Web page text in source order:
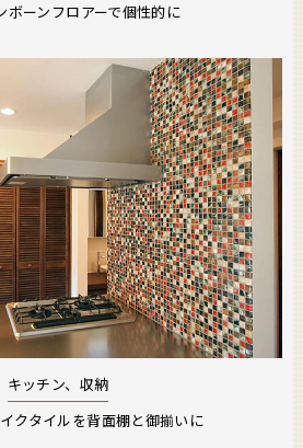
ボーンフロアーで個性的に
キッチン、収納
クタイルを背面棚と御揃いに